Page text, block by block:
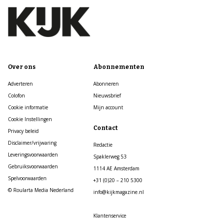
Over ons
Adverteren
Colofon
Cookie informatie
Cookie Instellingen
Privacy beleid
Disclaimer/vrijwaring
Leveringsvoorwaarden
Gebruiksvoorwaarden
Spelvoorwaarden
© Roularta Media Nederland
Abonnementen
Abonneren
Nieuwsbrief
Mijn account
Contact
Redactie
Spaklerweg 53
1114 AE Amsterdam
+31 (0)20 – 210 5300
info@kijkmagazine.nl
Klantenservice